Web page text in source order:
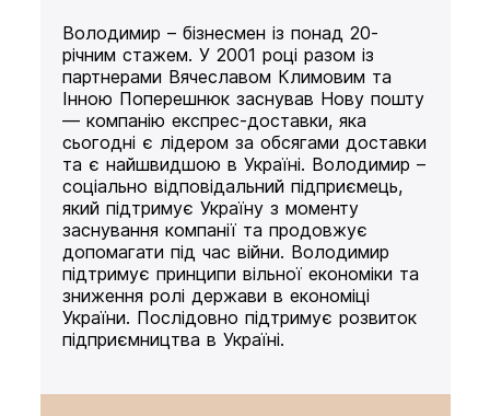
Володимир – бізнесмен із понад 20-
річним стажем. У 2001 році разом із
партнерами Вячеславом Климовим та
Інною Поперешнюк заснував Нову пошту
— компанію експрес-доставки, яка
сьогодні є лідером за обсягами доставки
та є найшвидшою в Україні. Володимир –
соціально відповідальний підприємець,
який підтримує Україну з моменту
заснування компанії та продовжує
допомагати під час війни. Володимир
підтримує принципи вільної економіки та
зниження ролі держави в економіці
України. Послідовно підтримує розвиток
підприємництва в Україні.